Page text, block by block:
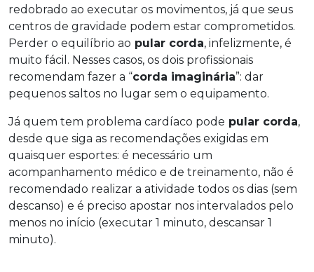
redobrado ao executar os movimentos, já que seus
centros de gravidade podem estar comprometidos.
Perder o equilíbrio ao pular corda, infelizmente, é
muito fácil. Nesses casos, os dois profissionais
recomendam fazer a “corda imaginária”: dar
pequenos saltos no lugar sem o equipamento.
Já quem tem problema cardíaco pode pular corda,
desde que siga as recomendações exigidas em
quaisquer esportes: é necessário um
acompanhamento médico e de treinamento, não é
recomendado realizar a atividade todos os dias (sem
descanso) e é preciso apostar nos intervalados pelo
menos no início (executar 1 minuto, descansar 1
minuto).